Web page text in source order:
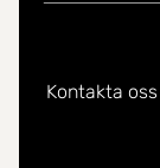
Kontakta